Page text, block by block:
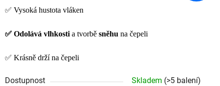
✅ Vysoká hustota vláken
✅ Odolává vlhkosti a tvorbě sněhu na čepeli
✅ Krásně drží na čepeli
Dostupnost Skladem (>5 balení)